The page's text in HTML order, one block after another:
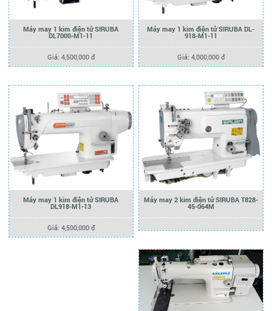
Máy may 1 kim điện tử SIRUBA
DL7000-M1-11
Giá: 4,500,000 đ
Máy may 1 kim điện tử SIRUBA DL-
918-M1-11
Giá: 4,000,000 đ
Máy may 1 kim điện tử SIRUBA
DL918-M1-13
Giá: 4,500,000 đ
Máy may 2 kim điện tử SIRUBA T828-
45-064M